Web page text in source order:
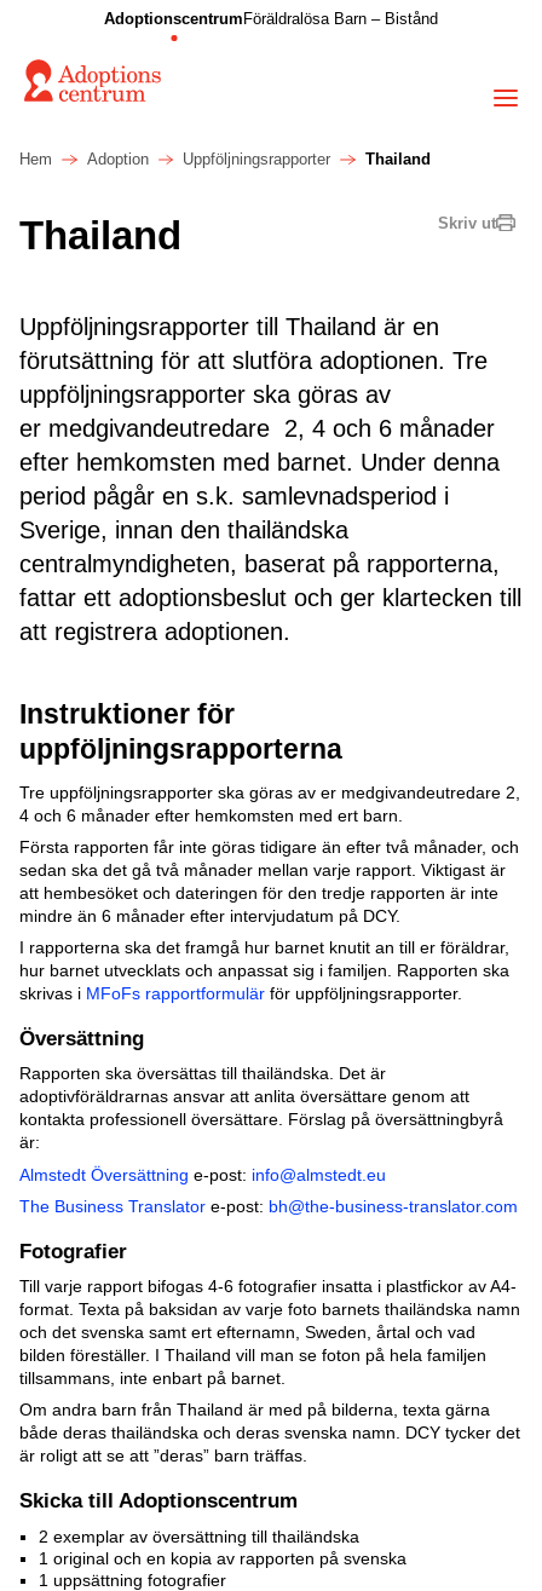
Adoptionscentrum Föräldralösa Barn – Bistånd
Hem Adoption Uppföljningsrapporter Thailand
Skriv ut
Thailand
Uppföljningsrapporter till Thailand är en
förutsättning för att slutföra adoptionen. Tre
uppföljningsrapporter ska göras av
er medgivandeutredare 2, 4 och 6 månader
efter hemkomsten med barnet. Under denna
period pågår en s.k. samlevnadsperiod i
Sverige, innan den thailändska
centralmyndigheten, baserat på rapporterna,
fattar ett adoptionsbeslut och ger klartecken till
att registrera adoptionen.
Instruktioner för
uppföljningsrapporterna
Tre uppföljningsrapporter ska göras av er medgivandeutredare 2,
4 och 6 månader efter hemkomsten med ert barn.
Första rapporten får inte göras tidigare än efter två månader, och
sedan ska det gå två månader mellan varje rapport. Viktigast är
att hembesöket och dateringen för den tredje rapporten är inte
mindre än 6 månader efter intervjudatum på DCY.
I rapporterna ska det framgå hur barnet knutit an till er föräldrar,
hur barnet utvecklats och anpassat sig i familjen. Rapporten ska
skrivas i MFoFs rapportformulär för uppföljningsrapporter.
Översättning
Rapporten ska översättas till thailändska. Det är
adoptivföräldrarnas ansvar att anlita översättare genom att
kontakta professionell översättare. Förslag på översättningbyrå
är:
Almstedt Översättning e-post: info@almstedt.eu
The Business Translator e-post: bh@the-business-translator.com
Fotografier
Till varje rapport bifogas 4-6 fotografier insatta i plastfickor av A4-
format. Texta på baksidan av varje foto barnets thailändska namn
och det svenska samt ert efternamn, Sweden, årtal och vad
bilden föreställer. I Thailand vill man se foton på hela familjen
tillsammans, inte enbart på barnet.
Om andra barn från Thailand är med på bilderna, texta gärna
både deras thailändska och deras svenska namn. DCY tycker det
är roligt att se att ”deras” barn träffas.
Skicka till Adoptionscentrum
2 exemplar av översättning till thailändska
1 original och en kopia av rapporten på svenska
1 uppsättning fotografier